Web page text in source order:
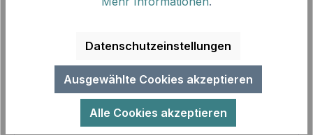
Gesamtpreis
71,28 €
Preise inkl. MwSt. zzgl. Versandkosten
Aufgrund von Neuberechnungen im Warenkorb sind
abweichende Endpreise möglich.
Datenschutzeinstellungen
Ausgewählte Cookies akzeptieren
Alle Cookies akzeptieren